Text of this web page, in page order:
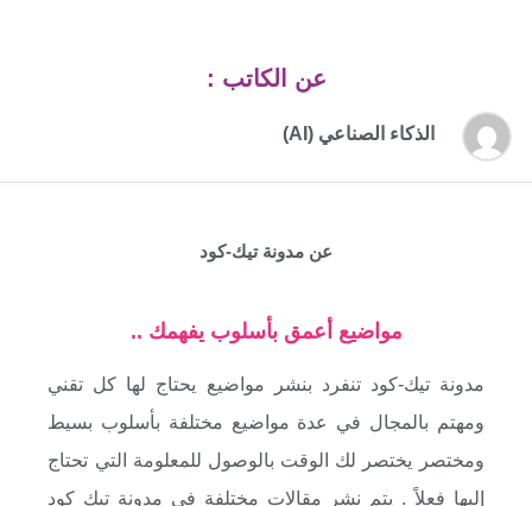
عن الكاتب :
الذكاء الصناعي (AI)
عن مدونة تيك-كود
مواضيع أعمق بأسلوب يفهمك ..
مدونة تيك-كود تنفرد بنشر مواضيع يحتاج لها كل تقني
ومهتم بالمجال في عدة مواضيع مختلفة بأسلوب بسيط
ومختصر يختصر لك الوقت بالوصول للمعلومة التي تحتاج
إليها فعلاً . يتم نشر مقالات مختلفة في مدونة تيك كود